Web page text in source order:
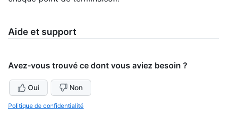
Aide et support
Avez-vous trouvé ce dont vous aviez besoin ?
Oui Non
Politique de confidentialité